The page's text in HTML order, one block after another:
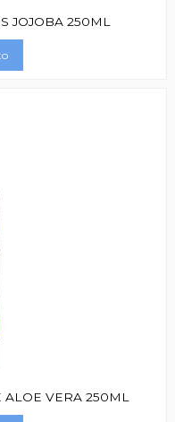
JOJOBA 250ML
VERA 250ML